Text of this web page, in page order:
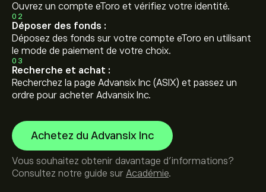
Ouvrez un compte eToro et vérifiez votre identité.
02
Déposer des fonds :
Déposez des fonds sur votre compte eToro en utilisant
le mode de paiement de votre choix.
03
Recherche et achat :
Recherchez la page Advansix Inc (ASIX) et passez un
ordre pour acheter Advansix Inc.
Achetez du Advansix Inc
Vous souhaitez obtenir davantage d'informations?
Consultez notre guide sur Académie.